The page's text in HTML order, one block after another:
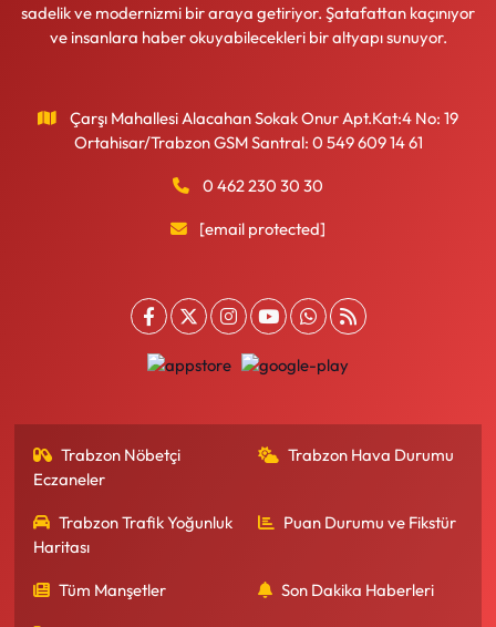
sadelik ve modernizmi bir araya getiriyor. Şatafattan kaçınıyor
ve insanlara haber okuyabilecekleri bir altyapı sunuyor.
Çarşı Mahallesi Alacahan Sokak Onur Apt.Kat:4 No: 19
Ortahisar/Trabzon GSM Santral: 0 549 609 14 61
0 462 230 30 30
[email protected]
Trabzon Nöbetçi
Eczaneler
Trabzon Hava Durumu
Trabzon Trafik Yoğunluk
Haritası
Puan Durumu ve Fikstür
Tüm Manşetler Son Dakika Haberleri